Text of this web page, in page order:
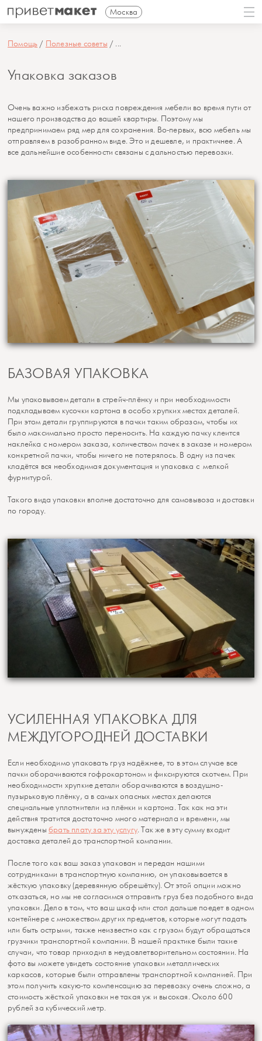
Москва
Помощь Полезные советы ...
Упаковка заказов
Очень важно избежать риска повреждения мебели во время пути от
нашего производства до вашей квартиры. Поэтому мы
предпринимаем ряд мер для сохранения. Во-первых, всю мебель мы
отправляем в разобранном виде. Это и дешевле, и практичнее. А
все дальнейшие особенности связаны с дальностью перевозки.
БАЗОВАЯ УПАКОВКА
Мы упаковываем детали в стрейч-плёнку и при необходимости
подкладываем кусочки картона в особо хрупких местах деталей.
При этом детали группируются в пачки таким образом, чтобы их
было максимально просто переносить. На каждую пачку клеится
наклейка с номером заказа, количеством пачек в заказе и номером
конкретной пачки, чтобы ничего не потерялось. В одну из пачек
кладётся вся необходимая документация и упаковка с мелкой
фурнитурой.
Такого вида упаковки вполне достаточно для самовывоза и доставки
по городу.
УСИЛЕННАЯ УПАКОВКА ДЛЯ
МЕЖДУГОРОДНЕЙ ДОСТАВКИ
Если необходимо упаковать груз надёжнее, то в этом случае все
пачки оборачиваются гофрокартоном и фиксируются скотчем. При
необходимости хрупкие детали оборачиваются в воздушно-
пузырьковую плёнку, а в самых опасных местах делаются
специальные уплотнители из плёнки и картона. Так как на эти
действия тратится достаточно много материала и времени, мы
вынуждены брать плату за эту услугу. Так же в эту сумму входит
доставка деталей до транспортной компании.
После того как ваш заказ упакован и передан нашими
сотрудниками в транспортную компанию, он упаковывается в
жёсткую упаковку (деревянную обрешётку). От этой опции можно
отказаться, но мы не согласимся отправить груз без подобного вида
упаковки. Дело в том, что ваш шкаф или стол дальше поедет в одном
контейнере с множеством других предметов, которые могут падать
или быть острыми, также неизвестно как с грузом будут обращаться
грузчики транспортной компании. В нашей практике были такие
случаи, что товар приходил в неудовлетворительном состоянии. На
фото вы можете увидеть состояние упаковки металлических
каркасов, которые были отправлены транспортной компанией. При
этом получить какую-то компенсацию за перевозку очень сложно, а
стоимость жёсткой упаковки не такая уж и высокая. Около 600
рублей за кубический метр.